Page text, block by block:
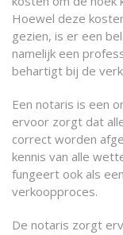
Hoewel deze
gezien, is er een
namelijk een
behartigt bij de
Een notaris is een
ervoor zorgt dat
correct worden
kennis van alle
fungeert ook als
verkoopproces.
De notaris zorgt